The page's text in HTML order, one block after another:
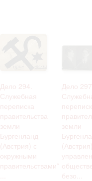
Дело 294.
Служебная
переписка
правительства
земли
Бургенланд
(Австрия) с
окружными
правительствами*
Дело
земли
безо...